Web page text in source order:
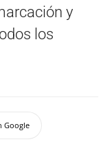
y
los
Google